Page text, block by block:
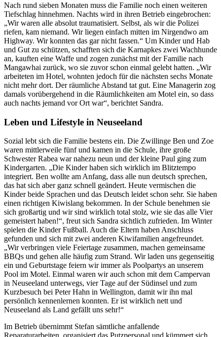
Nach rund sieben Monaten muss die Familie noch einen weiteren
Tiefschlag hinnehmen. Nachts wird in ihren Betrieb eingebrochen:
„Wir waren alle absolut traumatisiert. Selbst, als wir die Polizei
riefen, kam niemand. Wir liegen einfach mitten im Nirgendwo am
Highway. Wir konnten das gar nicht fassen.“ Um Kinder und Hab
und Gut zu schützen, schafften sich die Karnapkes zwei Wachhunde
an, kauften eine Waffe und zogen zunächst mit der Familie nach
Mangawhai zurück, wo sie zuvor schon einmal gelebt hatten. „Wir
arbeiteten im Hotel, wohnten jedoch für die nächsten sechs Monate
nicht mehr dort. Der räumliche Abstand tat gut. Eine Managerin zog
damals vorübergehend in die Räumlichkeiten am Motel ein, so dass
auch nachts jemand vor Ort war“, berichtet Sandra.
Leben und Lifestyle in Neuseeland
Sozial lebt sich die Familie bestens ein. Die Zwillinge Ben und Zoe
waren mittlerweile fünf und kamen in die Schule, ihre große
Schwester Rabea war nahezu neun und der kleine Paul ging zum
Kindergarten. „Die Kinder haben sich wirklich im Blitztempo
integriert. Ben wollte am Anfang, dass alle nun deutsch sprechen,
das hat sich aber ganz schnell geändert. Heute vermischen die
Kinder beide Sprachen und das Deutsch leidet schon sehr. Sie haben
einen richtigen Kiwislang bekommen. In der Schule benehmen sie
sich großartig und wir sind wirklich total stolz, wie sie das alle Vier
gemeistert haben!“, freut sich Sandra sichtlich zufrieden. Im Winter
spielen die Kinder Fußball. Auch die Eltern haben Anschluss
gefunden und sich mit zwei anderen Kiwifamilien angefreundet.
„Wir verbringen viele Feiertage zusammen, machen gemeinsame
BBQs und gehen alle häufig zum Strand. Wir laden uns gegenseitig
ein und Geburtstage feiern wir immer als Poolpartys an unserem
Pool im Motel. Einmal waren wir auch schon mit dem Campervan
in Neuseeland unterwegs, vier Tage auf der Südinsel und zum
Kurzbesuch bei Peter Hahn in Wellington, damit wir ihn mal
persönlich kennenlernen konnten. Er ist wirklich nett und
Neuseeland als Land gefällt uns sehr!“
Im Betrieb übernimmt Stefan sämtliche anfallende